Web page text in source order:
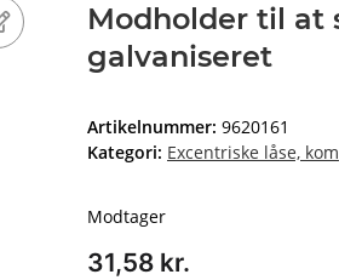
Modholder til at
galvaniseret
Artikelnummer: 9620161
Kategori: Excentriske låse,
Modtager
31,58 kr.